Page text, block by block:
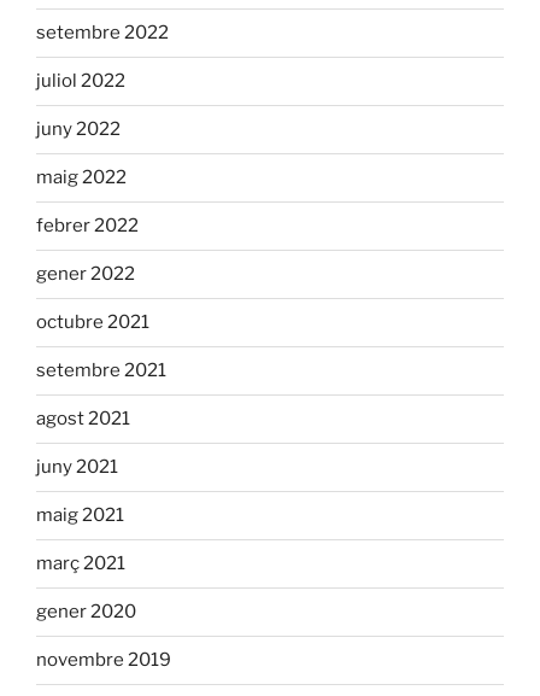
setembre 2022
juliol 2022
juny 2022
maig 2022
febrer 2022
gener 2022
octubre 2021
setembre 2021
agost 2021
juny 2021
maig 2021
març 2021
gener 2020
novembre 2019